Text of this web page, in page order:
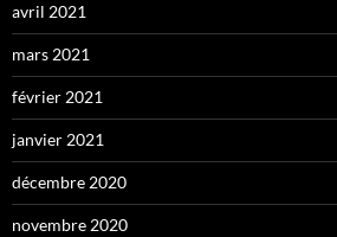
avril 2021
mars 2021
février 2021
janvier 2021
décembre 2020
novembre 2020